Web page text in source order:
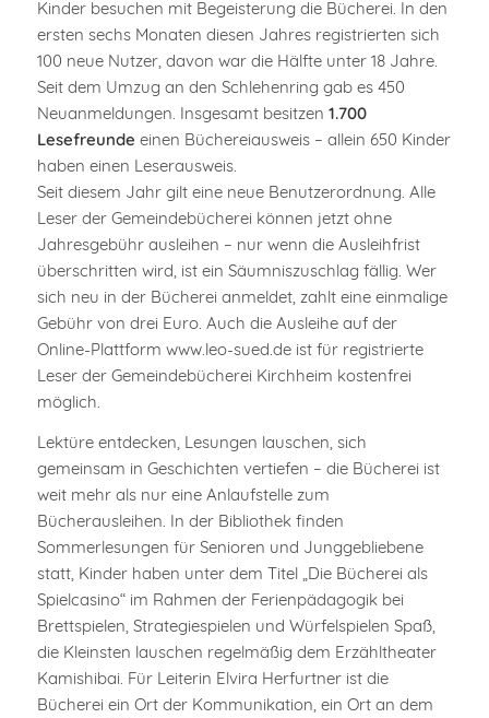
Kinder besuchen mit Begeisterung die Bücherei. In den
ersten sechs Monaten diesen Jahres registrierten sich
100 neue Nutzer, davon war die Hälfte unter 18 Jahre.
Seit dem Umzug an den Schlehenring gab es 450
Neuanmeldungen. Insgesamt besitzen 1.700
Lesefreunde einen Büchereiausweis – allein 650 Kinder
haben einen Leserausweis.
Seit diesem Jahr gilt eine neue Benutzerordnung. Alle
Leser der Gemeindebücherei können jetzt ohne
Jahresgebühr ausleihen – nur wenn die Ausleihfrist
überschritten wird, ist ein Säumniszuschlag fällig. Wer
sich neu in der Bücherei anmeldet, zahlt eine einmalige
Gebühr von drei Euro. Auch die Ausleihe auf der
Online-Plattform www.leo-sued.de ist für registrierte
Leser der Gemeindebücherei Kirchheim kostenfrei
möglich.
Lektüre entdecken, Lesungen lauschen, sich
gemeinsam in Geschichten vertiefen – die Bücherei ist
weit mehr als nur eine Anlaufstelle zum
Bücherausleihen. In der Bibliothek finden
Sommerlesungen für Senioren und Junggebliebene
statt, Kinder haben unter dem Titel „Die Bücherei als
Spielcasino“ im Rahmen der Ferienpädagogik bei
Brettspielen, Strategiespielen und Würfelspielen Spaß,
die Kleinsten lauschen regelmäßig dem Erzähltheater
Kamishibai. Für Leiterin Elvira Herfurtner ist die
Bücherei ein Ort der Kommunikation, ein Ort an dem